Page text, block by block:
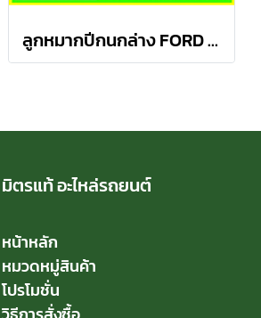
ลูกหมากปีกนกล่าง FORD Ranger T6 / MAZDA BT50 PRO 2WD , 4WD
มิตรแท้ อะไหล่รถยนต์
หน้าหลัก
หมวดหมู่สินค้า
โปรโมชั่น